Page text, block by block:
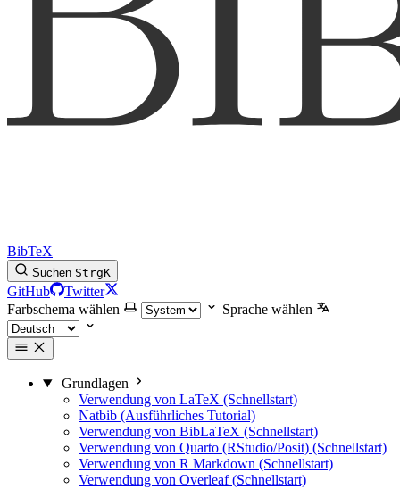
BibTeX
Suchen StrgK
GitHub
Twitter
Farbschema wählen
Sprache wählen
Grundlagen
Verwendung von LaTeX (Schnellstart)
Natbib (Ausführliches Tutorial)
Verwendung von BibLaTeX (Schnellstart)
Verwendung von Quarto (RStudio/Posit) (Schnellstart)
Verwendung von R Markdown (Schnellstart)
Verwendung von Overleaf (Schnellstart)